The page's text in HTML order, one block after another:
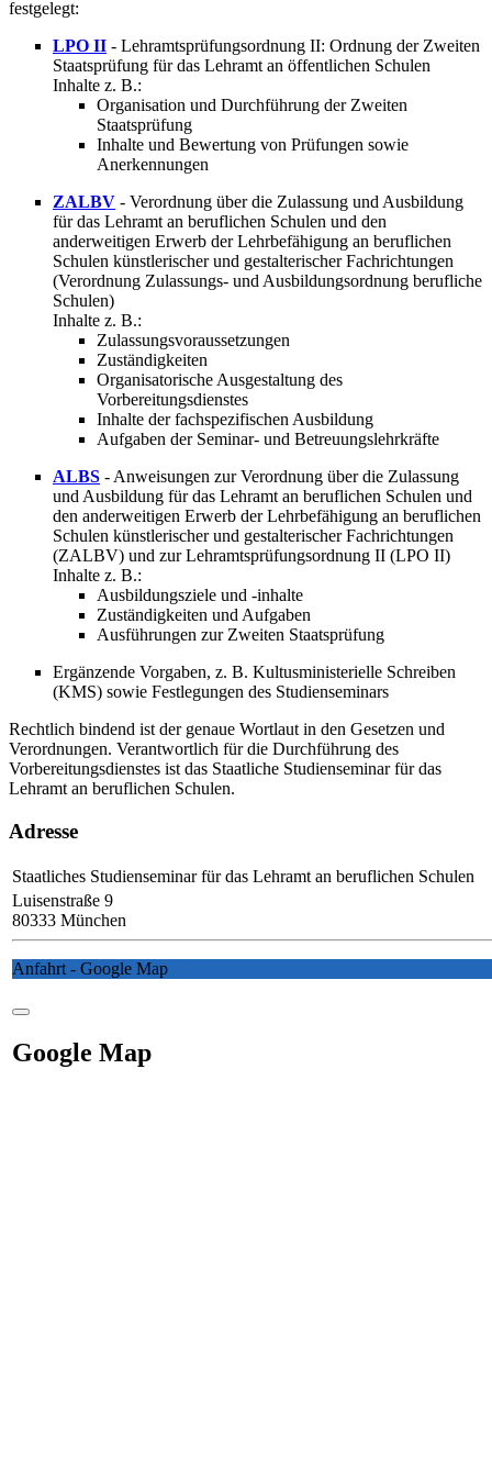
festgelegt:
LPO II - Lehramtsprüfungsordnung II: Ordnung der Zweiten
Staatsprüfung für das Lehramt an öffentlichen Schulen
Inhalte z. B.:
Organisation und Durchführung der Zweiten
Staatsprüfung
Inhalte und Bewertung von Prüfungen sowie
Anerkennungen
ZALBV - Verordnung über die Zulassung und Ausbildung
für das Lehramt an beruflichen Schulen und den
anderweitigen Erwerb der Lehrbefähigung an beruflichen
Schulen künstlerischer und gestalterischer Fachrichtungen
(Verordnung Zulassungs- und Ausbildungsordnung berufliche
Schulen)
Inhalte z. B.:
Zulassungsvoraussetzungen
Zuständigkeiten
Organisatorische Ausgestaltung des
Vorbereitungsdienstes
Inhalte der fachspezifischen Ausbildung
Aufgaben der Seminar- und Betreuungslehrkräfte
ALBS - Anweisungen zur Verordnung über die Zulassung
und Ausbildung für das Lehramt an beruflichen Schulen und
den anderweitigen Erwerb der Lehrbefähigung an beruflichen
Schulen künstlerischer und gestalterischer Fachrichtungen
(ZALBV) und zur Lehramtsprüfungsordnung II (LPO II)
Inhalte z. B.:
Ausbildungsziele und -inhalte
Zuständigkeiten und Aufgaben
Ausführungen zur Zweiten Staatsprüfung
Ergänzende Vorgaben, z. B. Kultusministerielle Schreiben
(KMS) sowie Festlegungen des Studienseminars
Rechtlich bindend ist der genaue Wortlaut in den Gesetzen und
Verordnungen. Verantwortlich für die Durchführung des
Vorbereitungsdienstes ist das Staatliche Studienseminar für das
Lehramt an beruflichen Schulen.
Adresse
Staatliches Studienseminar für das Lehramt an beruflichen Schulen
Luisenstraße 9
80333 München
Anfahrt - Google Map
Google Map